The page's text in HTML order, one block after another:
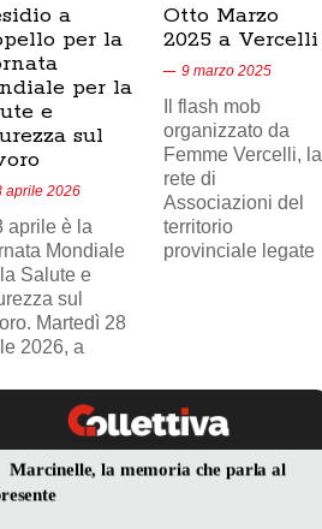
a
per la
per la
e
sul
aprile 2026
aprile è la
Mondiale
Salute e
sul
Martedì 28
2026, a
Otto Marzo
2025 a Vercelli
9 marzo 2025
Il flash mob
organizzato da
Femme Vercelli, la
rete di
Associazioni del
territorio
provinciale legate